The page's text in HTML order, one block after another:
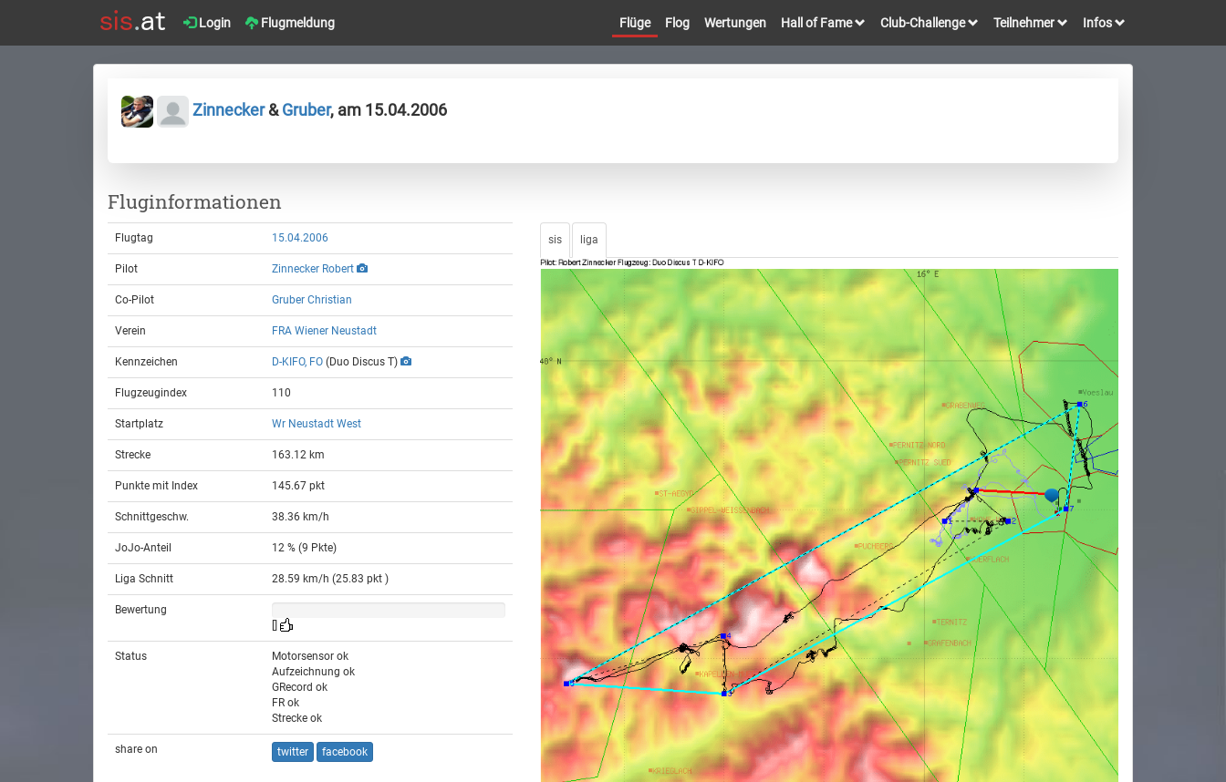
Login Flugmeldung Flüge Flog Wertungen Hall of Fame Club-Challenge Teilnehmer Infos
Zinnecker&Gruber, am 15.04.2006
Fluginformationen
Flugtag 15.04.2006
Pilot Zinnecker Robert
Co-Pilot Gruber Christian
Verein FRA Wiener Neustadt
Kennzeichen D-KIFO, FO (Duo Discus T)
Flugzeugindex 110
Startplatz Wr Neustadt West
Strecke 163.12 km
Punkte mit Index 145.67 pkt
Schnittgeschw. 38.36 km/h
JoJo-Anteil 12 % (9 Pkte)
Liga Schnitt 28.59 km/h (25.83 pkt )
Bewertung
[]
Status
Motorsensor ok
Aufzeichnung ok
GRecord ok
FR ok
Strecke ok
share on twitter facebook
sis liga